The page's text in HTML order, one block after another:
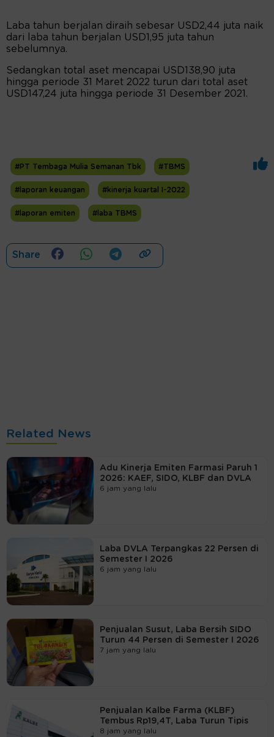
Laba tahun berjalan diraih sebesar USD2,44 juta naik
dari laba tahun berjalan USD1,95 juta tahun
sebelumnya.
Sedangkan total aset mencapai USD138,90 juta
hingga periode 31 Maret 2022 turun dari total aset
USD147,24 juta hingga periode 31 Desember 2021.
#PT Tembaga Mulia Semanan Tbk #TBMS
#laporan keuangan #kinerja kuartal I-2022
#laporan emiten #laba TBMS
Share
Related News
Adu Kinerja Emiten Farmasi Paruh 1
2026: KAEF, SIDO, KLBF dan DVLA
6 jam yang lalu
Laba DVLA Terpangkas 22 Persen di
Semester I 2026
6 jam yang lalu
Penjualan Susut, Laba Bersih SIDO
Turun 44 Persen di Semester I 2026
7 jam yang lalu
Penjualan Kalbe Farma (KLBF)
Tembus Rp19,4T, Laba Turun Tipis
8 jam yang lalu